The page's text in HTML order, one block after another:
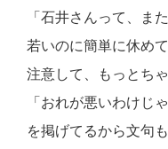
「石井さんって、
若いのに簡単に休め
注意して、もっとち
「おれが悪いわけじ
を掲げてるから文句